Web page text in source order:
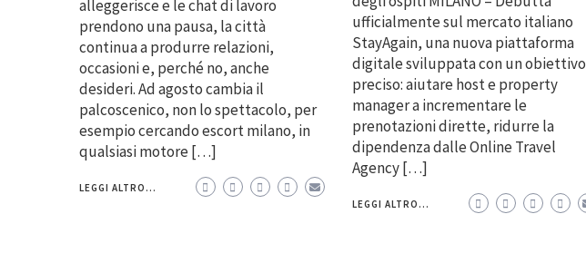
alleggerisce e le chat di lavoro
prendono una pausa, la città
continua a produrre relazioni,
occasioni e, perché no, anche
desideri. Ad agosto cambia il
palcoscenico, non lo spettacolo, per
esempio cercando escort milano, in
qualsiasi motore […]
LEGGI ALTRO...
ufficialmente sul mercato italiano
StayAgain, una nuova piattaforma
digitale sviluppata con un obiettivo
preciso: aiutare host e property
manager a incrementare le
prenotazioni dirette, ridurre la
dipendenza dalle Online Travel
Agency […]
LEGGI ALTRO...